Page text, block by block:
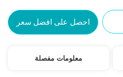
احصل على افضل سعر
معلومات مفصلة